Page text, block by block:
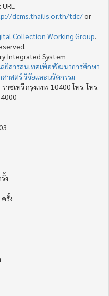
dcms.thailis.or.th/tdc/or
Collection Working Group
Integrated System
ลยีสารสนเทศเพื่อพัฒนาการศึกษา
าสตร์ วิจัยและนวัตกรรม
ชเทวี กรุงเทพ 10400 โทร. โทร.
ง
รั้ง